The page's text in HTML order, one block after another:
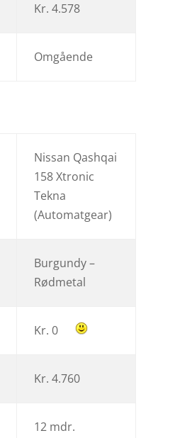
Kr. 4.578
Omgående
Nissan Qashqai
158 Xtronic
Tekna
(Automatgear)
Burgundy –
Rødmetal
Kr. 0
Kr. 4.760
12 mdr.